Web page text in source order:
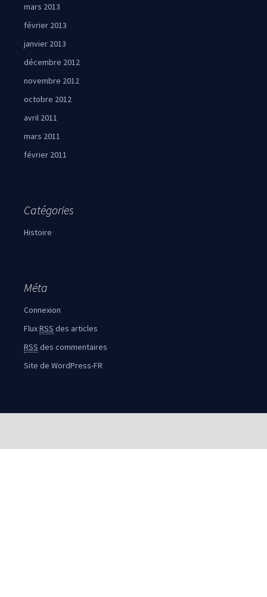
mars 2013
février 2013
janvier 2013
décembre 2012
novembre 2012
octobre 2012
avril 2011
mars 2011
février 2011
Catégories
Histoire
Méta
Connexion
FluxRSS des articles
RSS des commentaires
Site de WordPress-FR